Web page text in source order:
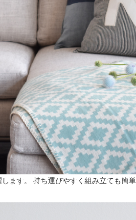
ます。 持ち運びやすく組み立ても簡